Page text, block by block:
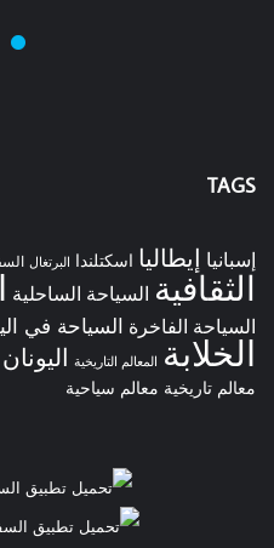
TAGS
إسبانيا إيطاليا اسكتلندا البرتغال
الثقافية السياحة الساحلية
السياحة الفاخرة السياحة في
الخلابة المعالم التاريخية اليونان
معالم تاريخية معالم سياحية